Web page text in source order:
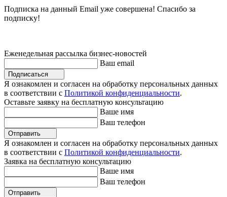
Подписка на данный Email уже совершена! Спасибо за
подписку!
Еженедельная рассылка бизнес-новостей
Ваш email
Подписаться
Я ознакомлен и согласен на обработку персональных данных
в соответствии с Политикой конфиденциальности.
Оставьте заявку на бесплатную консультацию
Ваше имя
Ваш телефон
Отправить
Я ознакомлен и согласен на обработку персональных данных
в соответствии с Политикой конфиденциальности.
Заявка на бесплатную консультацию
Ваше имя
Ваш телефон
Отправить